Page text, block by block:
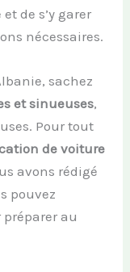
de s’y garer
nécessaires.
sachez
et sinueuses,
Pour tout
de voiture
avons rédigé
pouvez
au